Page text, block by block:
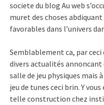
societe du blog Au web
muret des choses
favorables dans l’univers
Semblablement ca, par
divers actualités
salle de jeu physiques mais
jeu de tunes ceci brin. Y
telle construction chez